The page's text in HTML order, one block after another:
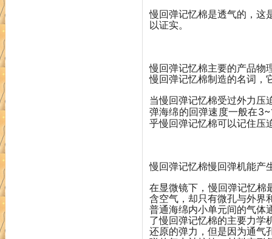
慢回弹记忆棉是透气的，这
以证实。
慢回弹记忆棉主要的产品
慢回弹记忆棉制造的名词，
当慢回弹记忆棉受过外力压
弹海绵的回弹速度一般在
乎慢回弹记忆棉可以记住压
慢回弹记忆棉慢回弹机能
在显微镜下，慢回弹记忆棉
含空气，却只有微孔与外界
普通海绵内小单元间的气体
了慢回弹记忆棉的主要力学
还原的弹力，但是因为通气